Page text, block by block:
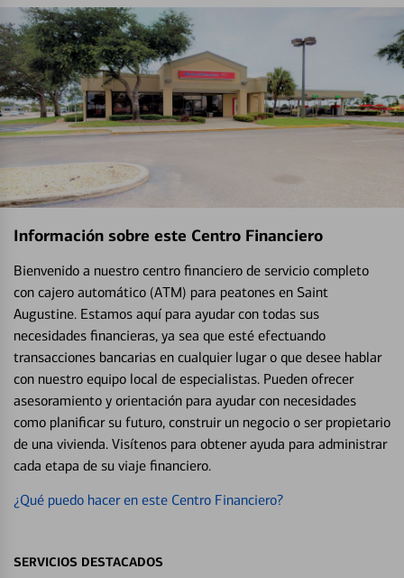
Información sobre este Centro Financiero
Bienvenido a nuestro centro financiero de servicio completo
con cajero automático (ATM) para peatones en Saint
Augustine. Estamos aquí para ayudar con todas sus
necesidades financieras, ya sea que esté efectuando
transacciones bancarias en cualquier lugar o que desee hablar
con nuestro equipo local de especialistas. Pueden ofrecer
asesoramiento y orientación para ayudar con necesidades
como planificar su futuro, construir un negocio o ser propietario
de una vivienda. Visítenos para obtener ayuda para administrar
cada etapa de su viaje financiero.
¿Qué puedo hacer en este Centro Financiero?
SERVICIOS DESTACADOS